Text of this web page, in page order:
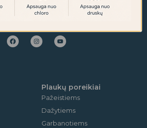
F
a
c
I
n
s
Y
o
u
Plaukų poreikiai
Pažeistiems
Dažytiems
Garbanotiems